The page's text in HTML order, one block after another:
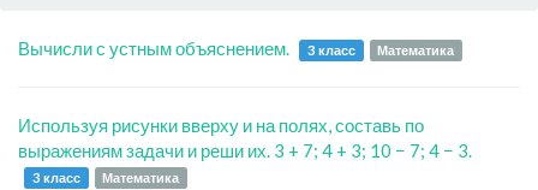
Вычисли с устным объяснением. 3 класс Математика
Используя рисунки вверху и на полях, составь по
выражениям задачи и реши их. 3 + 7; 4 + 3; 10 − 7; 4 − 3.
3 класс Математика